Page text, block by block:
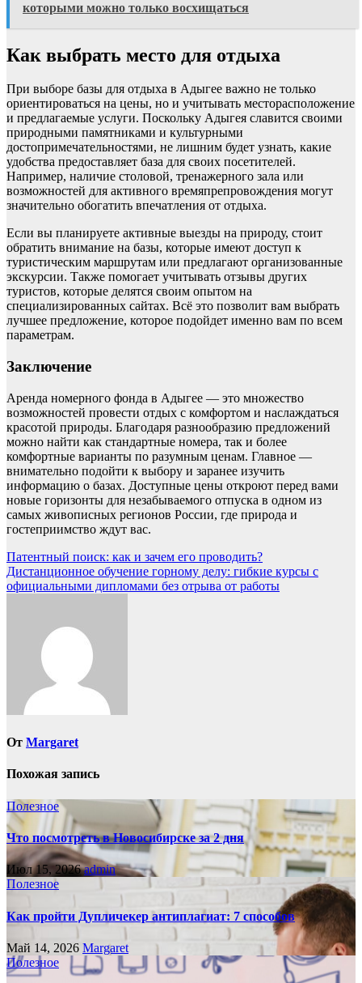
которыми можно только восхищаться
Как выбрать место для отдыха
При выборе базы для отдыха в Адыгее важно не только
ориентироваться на цены, но и учитывать месторасположение
и предлагаемые услуги. Поскольку Адыгея славится своими
природными памятниками и культурными
достопримечательностями, не лишним будет узнать, какие
удобства предоставляет база для своих посетителей.
Например, наличие столовой, тренажерного зала или
возможностей для активного времяпрепровождения могут
значительно обогатить впечатления от отдыха.
Если вы планируете активные выезды на природу, стоит
обратить внимание на базы, которые имеют доступ к
туристическим маршрутам или предлагают организованные
экскурсии. Также помогает учитывать отзывы других
туристов, которые делятся своим опытом на
специализированных сайтах. Всё это позволит вам выбрать
лучшее предложение, которое подойдет именно вам по всем
параметрам.
Заключение
Аренда номерного фонда в Адыгее — это множество
возможностей провести отдых с комфортом и наслаждаться
красотой природы. Благодаря разнообразию предложений
можно найти как стандартные номера, так и более
комфортные варианты по разумным ценам. Главное —
внимательно подойти к выбору и заранее изучить
информацию о базах. Доступные цены откроют перед вами
новые горизонты для незабываемого отпуска в одном из
самых живописных регионов России, где природа и
гостеприимство ждут вас.
Навигация
по
Патентный поиск: как и зачем его проводить?
Дистанционное обучение горному делу: гибкие курсы с
официальными дипломами без отрыва от работы
От Margaret
Похожая запись
Полезное
Что посмотреть в Новосибирске за 2 дня
Июл 15, 2026admin
Полезное
Как пройти Дупличекер антиплагиат: 7 способов
Май 14, 2026 Margaret
Полезное